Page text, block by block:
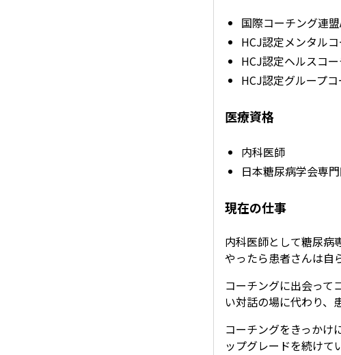
国際コーチング連盟
HCJ認定メンタル
HCJ認定ヘルスコ
HCJ認定グループ
医療資格
内科医師
日本糖尿病学会専
現在の仕事
内科医師として糖尿病
やったら患者さんは自
コーチングに出会って
い対話の場に代わり、
コーチングをきっかけ
ップグレードを続けて